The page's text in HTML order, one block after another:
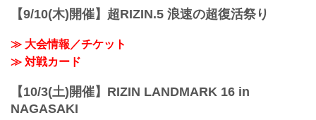
スペシャルワンマッチ／朝倉未来 vs. 萩
原京平
【9/10(木)開催】超RIZIN.5 浪速の超復活祭り
≫ 大会情報／チケット
≫ 対戦カード
【10/3(土)開催】RIZIN LANDMARK 16 in
NAGASAKI